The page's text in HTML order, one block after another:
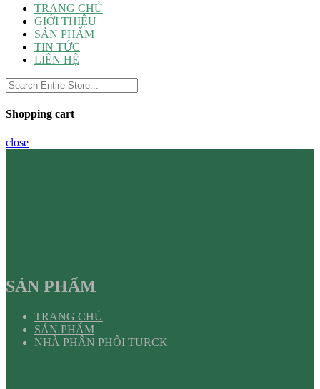
TRANG CHỦ
GIỚI THIỆU
SẢN PHẨM
TIN TỨC
LIÊN HỆ
Shopping cart
close
SẢN PHẨM
TRANG CHỦ
SẢN PHẨM
NHÀ PHÂN PHỐI TURCK